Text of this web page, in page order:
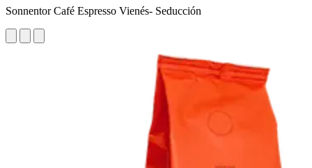
Sonnentor Café Espresso Vienés- Seducción